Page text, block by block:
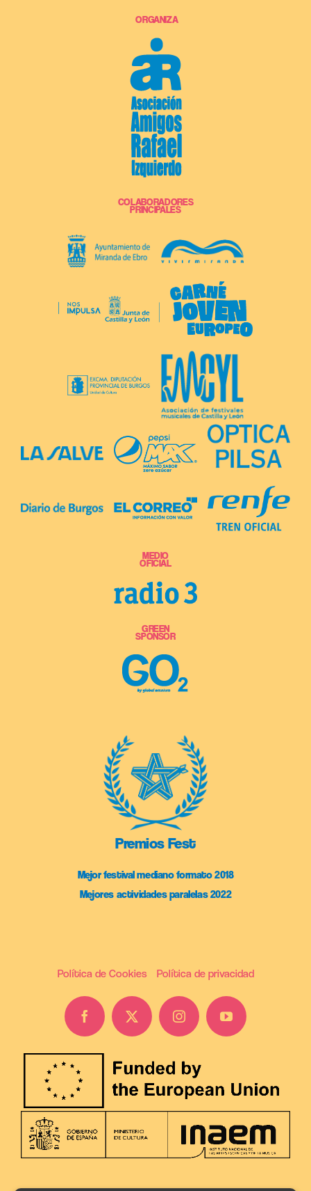
ORGANIZA
COLABORADORES
PRINCIPALES
MEDIO
OFICIAL
GREEN
SPONSOR
Premios Fest
Mejor festival mediano formato 2018
Mejores actividades paralelas 2022
Política de Cookies Política de privacidad